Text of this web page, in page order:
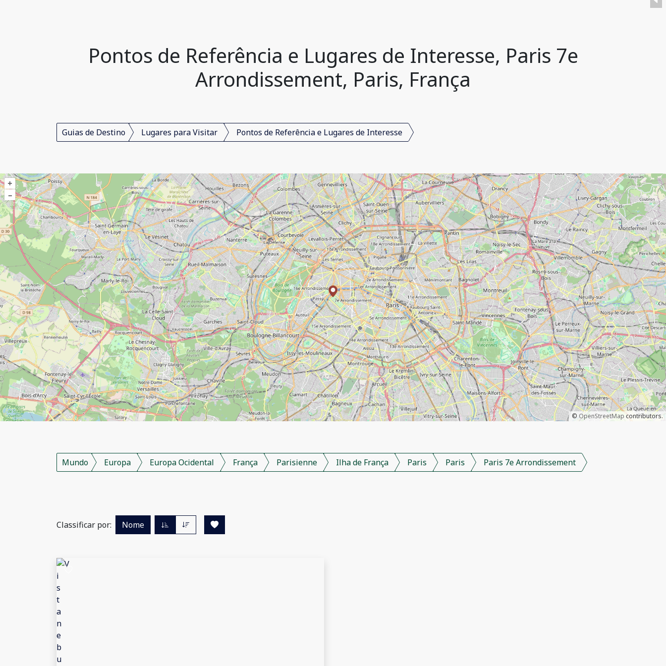
Pontos de Referência e Lugares de Interesse, Paris 7e
Arrondissement, Paris, França
Guias de Destino Lugares para Visitar Pontos de Referência e Lugares de Interesse
+
–
© OpenStreetMap contributors.
Mundo Europa Europa Ocidental França Parisienne Ilha de França Paris Paris Paris 7e Arrondissement
Classificar por: Nome